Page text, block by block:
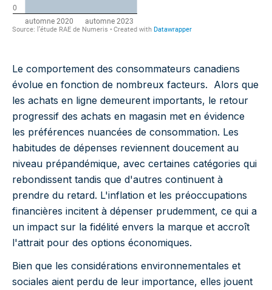
Le comportement des consommateurs canadiens
évolue en fonction de nombreux facteurs. Alors que
les achats en ligne demeurent importants, le retour
progressif des achats en magasin met en évidence
les préférences nuancées de consommation. Les
habitudes de dépenses reviennent doucement au
niveau prépandémique, avec certaines catégories qui
rebondissent tandis que d'autres continuent à
prendre du retard. L'inflation et les préoccupations
financières incitent à dépenser prudemment, ce qui a
un impact sur la fidélité envers la marque et accroît
l'attrait pour des options économiques.
Bien que les considérations environnementales et
sociales aient perdu de leur importance, elles jouent